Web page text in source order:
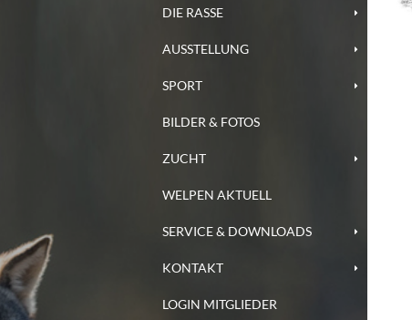
DIE RASSE
AUSSTELLUNG
SPORT
BILDER & FOTOS
ZUCHT
WELPEN AKTUELL
SERVICE & DOWNLOADS
KONTAKT
LOGIN MITGLIEDER